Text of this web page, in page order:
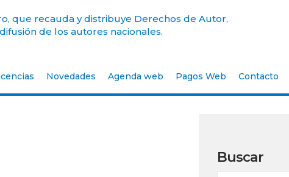
que recauda y distribuye Derechos de Autor,
de los autores nacionales.
Novedades Agenda web Pagos Web Contacto
Buscar